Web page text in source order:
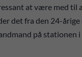
at være med til
det fra den 24-årige
på stationen i